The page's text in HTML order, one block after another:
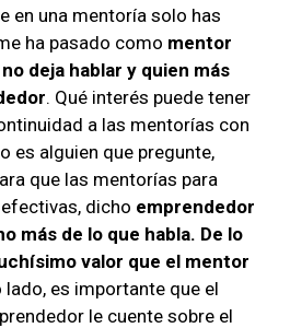
en una mentoría solo has
ha pasado como mentor
deja hablar y quien más
. Qué interés puede tener
a las mentorías con
es alguien que pregunte,
que las mentorías para
dicho emprendedor
más de lo que habla. De lo
valor que el mentor
lado, es importante que el
le cuente sobre el